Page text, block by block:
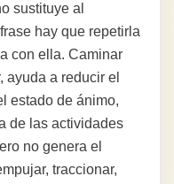
sustituye al
hay que repetirla
con ella. Caminar
ayuda a reducir el
estado de ánimo,
de las actividades
no genera el
traccionar,